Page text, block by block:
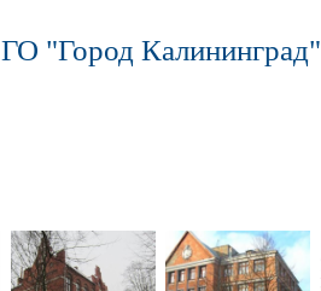
"Город Калининград"